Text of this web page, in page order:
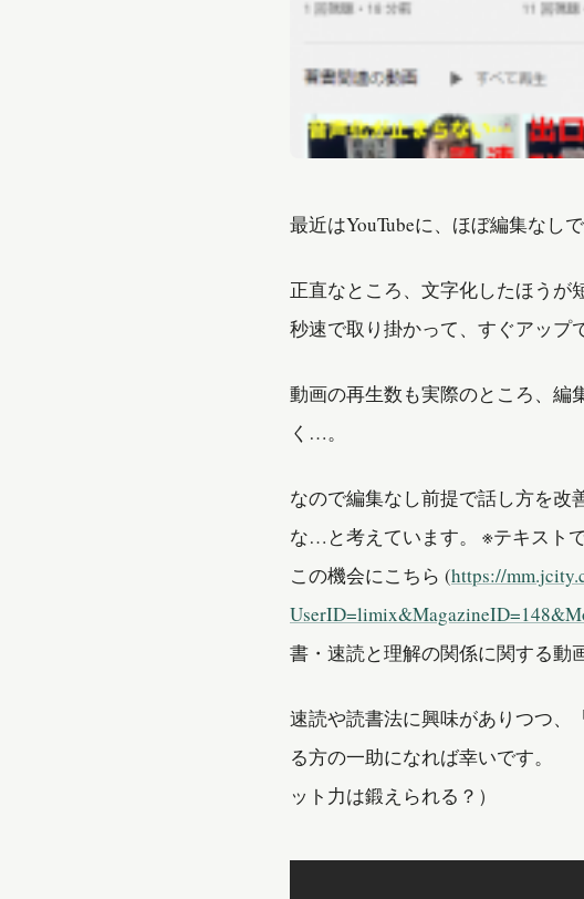
最近はYouTubeに、ほぼ編集なし
正直なところ、文字化したほうが
秒速で取り掛かって、すぐアップ
動画の再生数も実際のところ、編
く…。
なので編集なし前提で話し方を改
な…と考えています。 ※テキスト
この機会にこちら (https://
書・速読と理解の関係に関する動
速読や読書法に興味がありつつ
る方の一助になれば幸いです
ット力は鍛えられる？）